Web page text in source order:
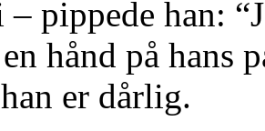
pippede han:
hånd på hans
er dårlig.